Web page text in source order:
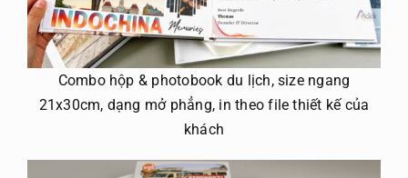
Combo hộp & photobook du lịch, size ngang
21x30cm, dạng mở phẳng, in theo file thiết kế của
khách